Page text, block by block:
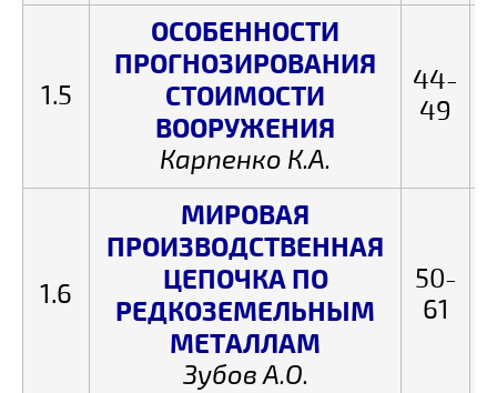
1.5
ОСОБЕННОСТИ
ПРОГНОЗИРОВАНИЯ
СТОИМОСТИ
ВООРУЖЕНИЯ
Карпенко К.А.
44-
49
1.6
МИРОВАЯ
ПРОИЗВОДСТВЕННАЯ
ЦЕПОЧКА ПО
РЕДКОЗЕМЕЛЬНЫМ
МЕТАЛЛАМ
Зубов А.О.
50-
61